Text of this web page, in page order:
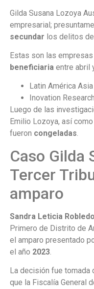
Gilda Susana Lozoya
empresarial;
secundar los delitos de
Estas son las
beneficiaria entre abril
Latin América
Inovation Research
Luego de las
Emilio Lozoya, así
fueron congeladas.
Caso Gilda
Tercer
amparo
Sandra Leticia
Primero de Distrito de
el amparo presentado
el año 2023.
La decisión fue tomada
que la Fiscalía General